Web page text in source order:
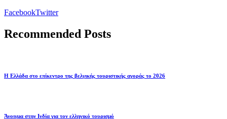
FacebookTwitter
Recommended Posts
Η Ελλάδα στο επίκεντρο της βελγικής τουριστικής αγοράς το 2026
Άνοιγμα στην Ινδία για τον ελληνικό τουρισμό